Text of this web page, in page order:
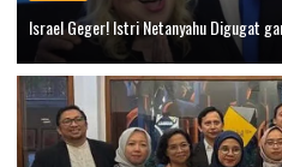
Israel Geger! Istri Netanyahu Digugat